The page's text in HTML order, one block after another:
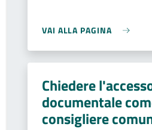
VAI ALLA PAGINA
Chiedere
documentale
consigliere